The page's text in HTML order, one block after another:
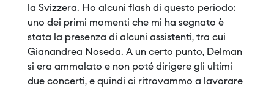
la Svizzera. Ho alcuni flash di questo periodo:
uno dei primi momenti che mi ha segnato è
stata la presenza di alcuni assistenti, tra cui
Gianandrea Noseda. A un certo punto, Delman
si era ammalato e non poté dirigere gli ultimi
due concerti, e quindi ci ritrovammo a lavorare